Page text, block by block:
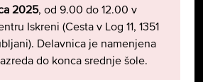
2025, od 9.00 do 12.00 v
Iskreni (Cesta v Log 11, 1351
Delavnica je namenjena
do konca srednje šole.